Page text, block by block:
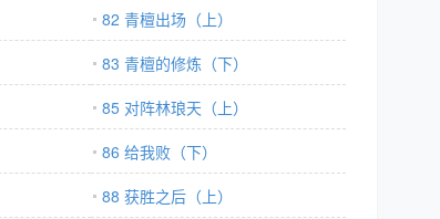
82 青檀出场（上）
83 青檀的修炼（下）
85 对阵林琅天（上）
86 给我败（下）
88 获胜之后（上）